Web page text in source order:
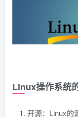
Linux操作系统
开源：Linux的